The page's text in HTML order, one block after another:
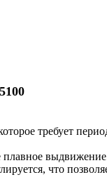
требует
плавное
что